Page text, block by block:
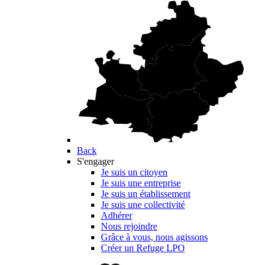
Back
S'engager
Je suis un citoyen
Je suis une entreprise
Je suis un établissement
Je suis une collectivité
Adhérer
Nous rejoindre
Grâce à vous, nous agissons
Créer un Refuge LPO